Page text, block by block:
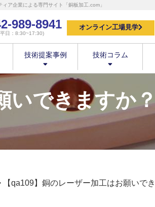
ア企業による専門サイト「銅板加工.com」
オンライン工場見学
989-8941
平日：8:30~17:30)
技術提案事例 技術コラム
いできますか
【qa109】銅のレーザー加工はお願いで